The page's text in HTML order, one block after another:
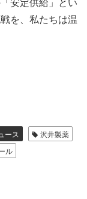
を、私たちは温
ース
沢井製薬
ル